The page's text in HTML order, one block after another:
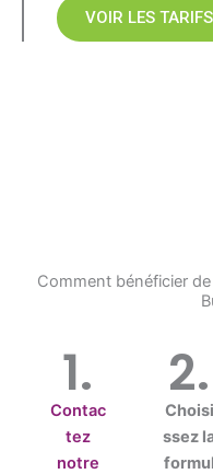
VOIR LES TARIFS
Comment bénéficier
1.
Contac
tez
notre
2.
Choisi
ssez
formul